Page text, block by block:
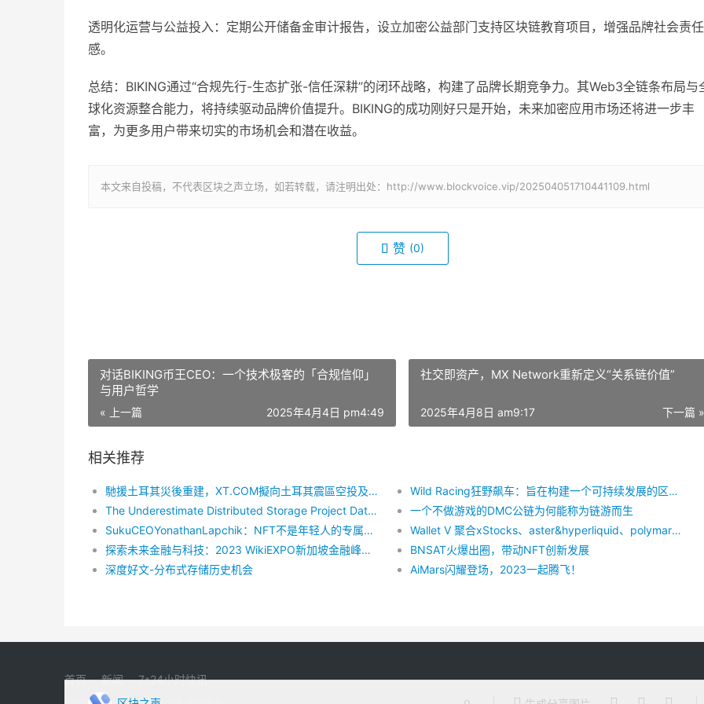
透明化运营与公益投入：定期公开储备金审计报告，设立加密公益部门支持区块链教育项目，增强品牌社会责任
感。
总结：BIKING通过“合规先行-生态扩张-信任深耕”的闭环战略，构建了品牌长期竞争力。其Web3全链条布局与
球化资源整合能力，将持续驱动品牌价值提升。BIKING的成功刚好只是开始，未来加密应用市场还将进一步丰
富，为更多用户带来切实的市场机会和潜在收益。
本文来自投稿，不代表区块之声立场，如若转载，请注明出处：http://www.blockvoice.vip/202504051710441109.html
赞 (0)
对话BIKING币王CEO：一个技术极客的「合规信仰」
与用户哲学
« 上一篇 2025年4月4日 pm4:49
社交即资产，MX Network重新定义“关系链价值”
下一篇 »
2025年4月8日 am9:17
相关推荐
馳援土耳其災後重建，XT.COM擬向土耳其震區空投及捐贈總價值約110萬里拉的代幣及物資
Wild Racing狂野飙车：旨在构建一个可持续发展的区块链共赢赛车类链游世界
The Underestimate Distributed Storage Project Datamall Chain（DMC）in 2023
一个不做游戏的DMC公链为何能称为链游而生
SukuCEOYonathanLapchik：NFT不是年轻人的专属，5项特性确保NFT破圈
Wallet V 聚合xStocks、aster&hyperliquid、polymarket——不用开户、不用 KYC，在手机上直接买美股、做合约、玩预测市场
探索未来金融与科技：2023 WikiEXPO新加坡金融峰会正式拉开帷幕
BNSAT火爆出圈，带动NFT创新发展
深度好文-分布式存储历史机会
AiMars闪耀登场，2023一起腾飞！
首页 新闻 7*24小时快讯